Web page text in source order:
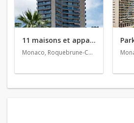
11 maisons et appartements en vente
Monaco, Roquebrune-Cap-Martin